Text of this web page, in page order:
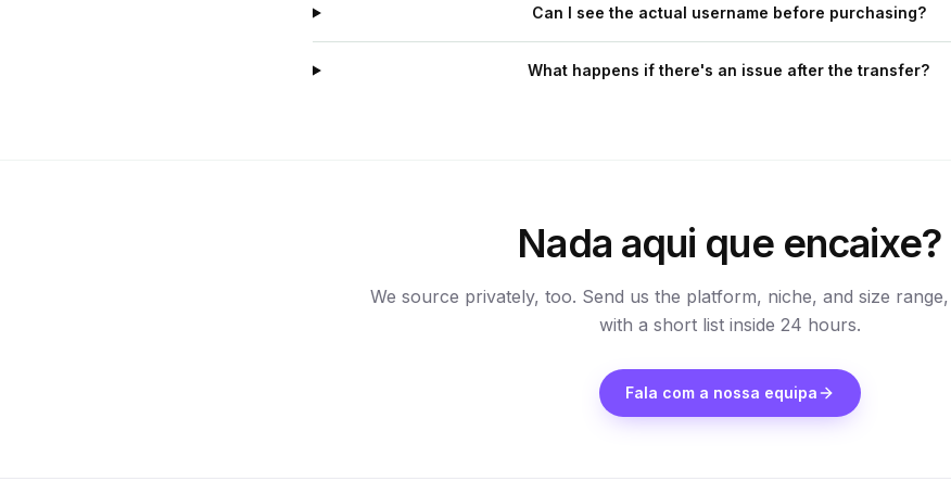
Can I see the actual username before purchasing?
What happens if there's an issue after the transfer?
Nada aqui que encaixe?
We source privately, too. Send us the platform, niche, and size
with a short list inside 24 hours.
Fala com a nossa equipa